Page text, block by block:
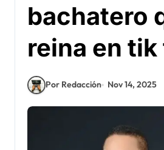
bachatero
reina en
Por Redacción Nov 14, 2025